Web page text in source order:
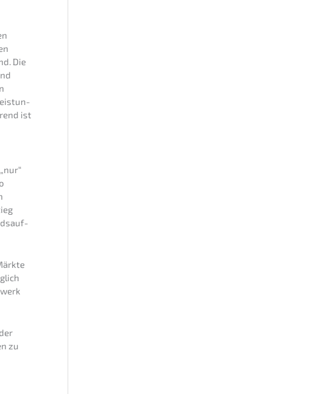
Die
ist
zu